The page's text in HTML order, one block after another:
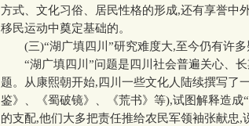
方式、文化习俗、居民性格的形成,还有享誉中
移民运动中奠定基础的。
(三)“湖广填四川”研究难度大,至今仍有许多
“湖广填四川”问题是四川社会普遍关心、长
题。从康熙朝开始,四川一些文化人陆续撰写了
鉴》、《蜀破镜》、《荒书》等),试图解释造
的支配,他们大多把责任推给农民军领袖张献忠